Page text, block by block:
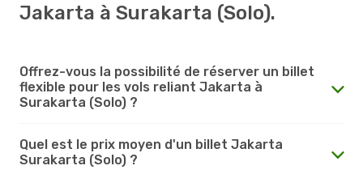
Jakarta à Surakarta (Solo).
Offrez-vous la possibilité de réserver un billet
flexible pour les vols reliant Jakarta à
Surakarta (Solo) ?
Quel est le prix moyen d'un billet Jakarta
Surakarta (Solo) ?